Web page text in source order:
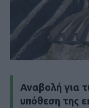
Αναβολή για
υπόθεση της